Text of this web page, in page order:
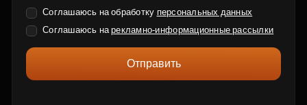
Соглашаюсь на обработку персональных данных
Соглашаюсь нарекламно-информационные рассылки
Отправить